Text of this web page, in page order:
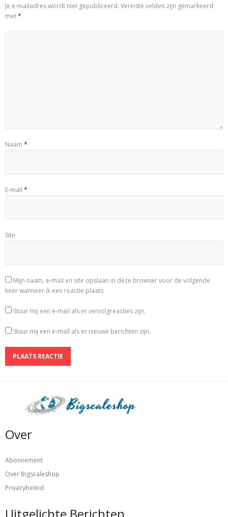
Je e-mailadres wordt niet gepubliceerd. Vereiste velden zijn gemarkeerd
met*
Naam *
E-mail *
Site
Mijn naam, e-mail en site opslaan in deze browser voor de volgende
keer wanneer ik een reactie plaats.
Stuur mij een e-mail als er vervolgreacties zijn.
Stuur mij een e-mail als er nieuwe berichten zijn.
Over
Abonnement
Over Bigscaleshop
Privacybeleid